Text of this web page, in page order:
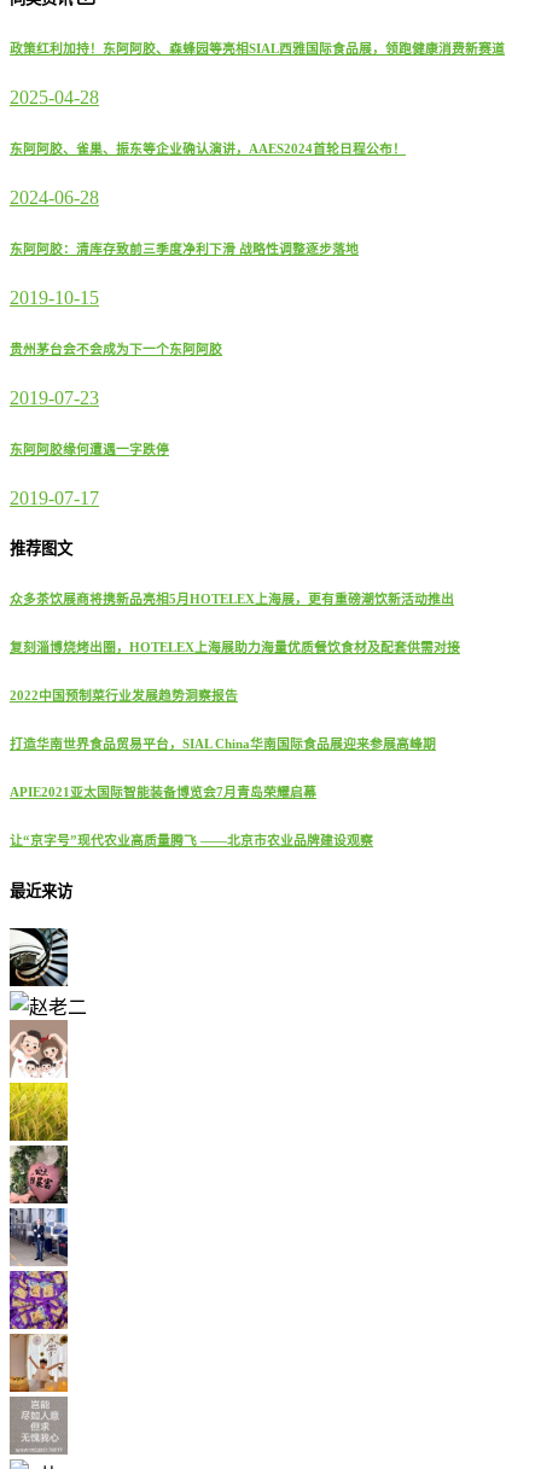
政策红利加持！东阿阿胶、森蜂园等亮相SIAL西雅国际食品展，领跑健康消费新赛道
2025-04-28
东阿阿胶、雀巢、振东等企业确认演讲，AAES2024首轮日程公布！
2024-06-28
东阿阿胶：清库存致前三季度净利下滑 战略性调整逐步落地
2019-10-15
贵州茅台会不会成为下一个东阿阿胶
2019-07-23
东阿阿胶缘何遭遇一字跌停
2019-07-17
推荐图文
众多茶饮展商将携新品亮相5月HOTELEX上海展，更有重磅潮饮新活动推出
复刻淄博烧烤出圈，HOTELEX上海展助力海量优质餐饮食材及配套供需对接
2022中国预制菜行业发展趋势洞察报告
打造华南世界食品贸易平台，SIAL China华南国际食品展迎来参展高峰期
APIE2021亚太国际智能装备博览会7月青岛荣耀启幕
让“京字号”现代农业高质量腾飞 ——北京市农业品牌建设观察
最近来访